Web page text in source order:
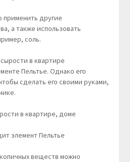
применить другие
а также использовать
соль.
в квартире
Пельтье. Однако его
сделать его своими руками,
элемент Пельтье
веществ можно